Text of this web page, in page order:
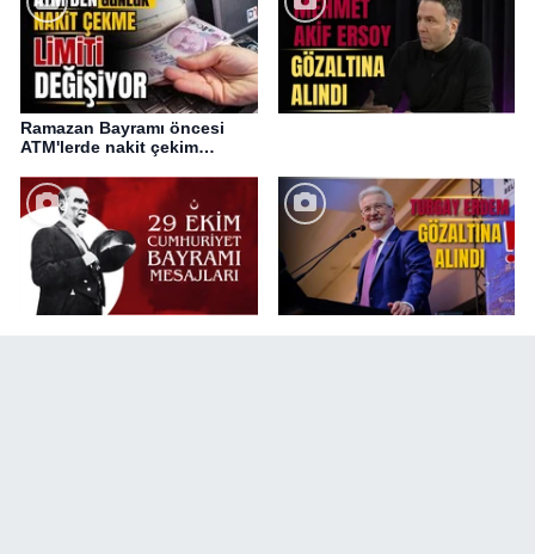
Ramazan Bayramı öncesi
ATM'lerde nakit çekim